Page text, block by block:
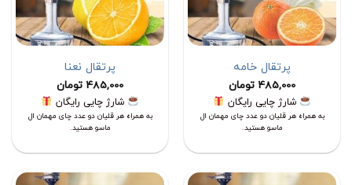
پرتقال خامه
485,000 تومان
شارژ چایی رایگان
به همراه هر قلیان دو عدد چای مهمان ال
ماسو هستید.
پرتقال نعنا
485,000 تومان
شارژ چایی رایگان
به همراه هر قلیان دو عدد چای مهمان ال
ماسو هستید.